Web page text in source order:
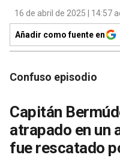
16 de abril de 2025 | 14:57
Añadir como fuente en
Confuso episodio
Capitán
atrapado en un
fue rescatado